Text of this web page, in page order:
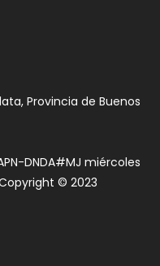
Provincia de Buenos
DNDA#MJ miércoles
© 2023